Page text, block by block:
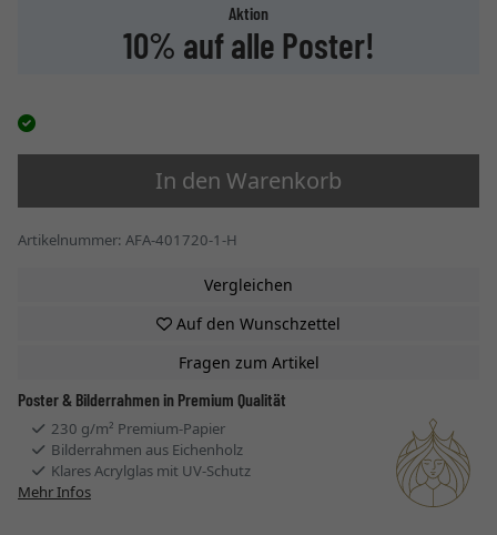
Aktion
10% auf alle Poster!
In den Warenkorb
Artikelnummer: AFA-401720-1-H
Vergleichen
Auf den Wunschzettel
Fragen zum Artikel
Poster & Bilderrahmen in Premium Qualität
230 g/m² Premium-Papier
Bilderrahmen aus Eichenholz
Klares Acrylglas mit UV-Schutz
Mehr Infos